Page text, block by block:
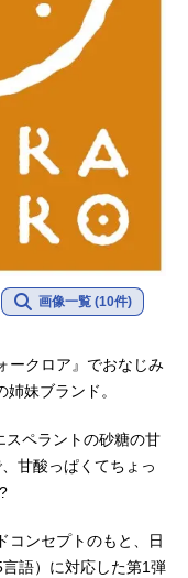
画像一覧 (10件)
ークロア』でおなじみ
妹ブランド。
スペラントの砂糖の甘
甘酸っぱくてちょっ
コンセプトのもと、日
語）に対応した第1弾